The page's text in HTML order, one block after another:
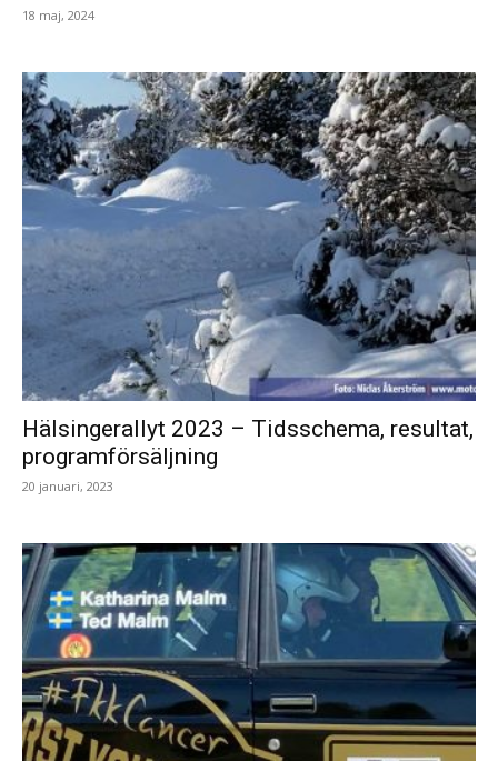
18 maj, 2024
Hälsingerallyt 2023 – Tidsschema, resultat,
programförsäljning
20 januari, 2023